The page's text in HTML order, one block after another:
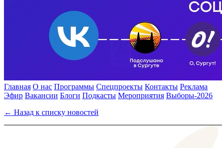
Главная О нас Программы Спецпроекты Контакты Реклама
Эфир Вакансии Блоги Подкасты Мероприятия Выборы-2026
← Назад к списку новостей